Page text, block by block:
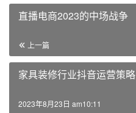
直播电商2023的中场战争
上一篇
家具装修行业抖音运营策略
2023年8月23日 am10:11